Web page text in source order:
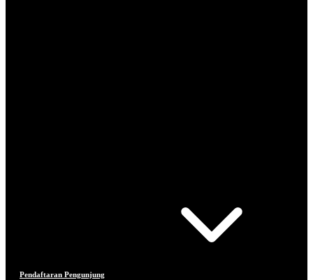
Pendaftaran Pengunjung